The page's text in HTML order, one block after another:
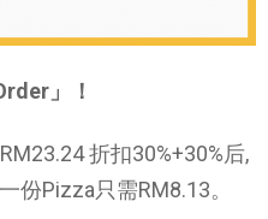
」！
折扣30%+30%后,
份Pizza只需RM8.13。